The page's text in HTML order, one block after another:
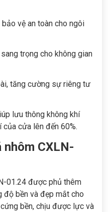
vệ an toàn cho ngôi
trọng cho không gian
tăng cường sự riêng tư
lưu thông không khí
cửa lên đến 60%.
nhôm CXLN-
01.24 được phủ thêm
độ bền và đẹp mắt cho
bền, chịu được lực và